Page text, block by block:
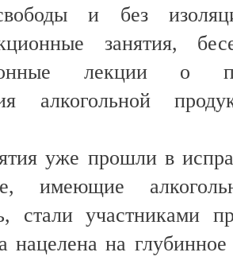
и без
занятия,
лекции о
алкогольной
уже прошли в
имеющие
стали участниками
нацелена на